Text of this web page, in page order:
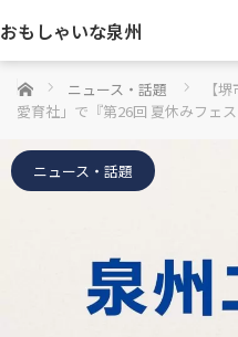
おもしゃいな泉州
ホーム ニュース・話題
【
愛育社」で『第26回 夏休みフェ
ニュース・話題